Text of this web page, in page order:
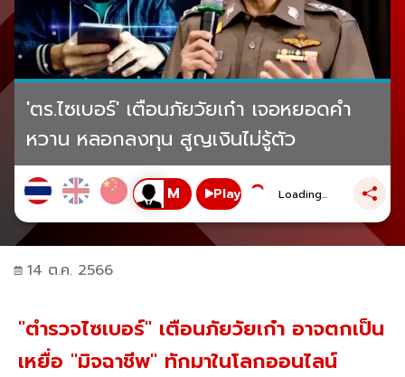
'ตร.ไซเบอร์' เตือนภัยวัยเก๋า เจอหยอดคำ
หวาน หลอกลงทุน สูญเงินไม่รู้ตัว
Play Loading...
14 ต.ค. 2566
"ตำรวจไซเบอร์" เตือนภัยวัยเก๋า อาจตกเป็น
เหยื่อ "มิจฉาชีพ" ทักมาในโลกออนไลน์